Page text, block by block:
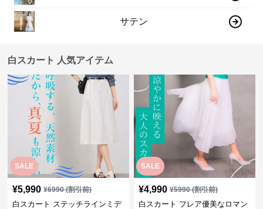
サテン
白スカート 人気アイテム
SALE
¥5,990 ¥6990(割引前)
白スカート ステッチラインミデ
SALE
¥4,990 ¥5990(割引前)
白スカート フレア優美なロマン